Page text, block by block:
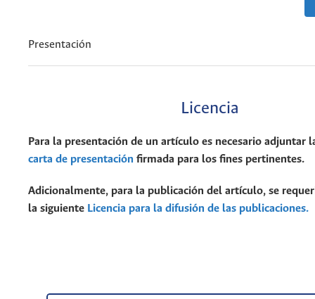
Presentación
Licencia
Para la presentación de un artículo es necesario adjuntar
carta de presentación firmada para los fines pertinentes.
Adicionalmente, para la publicación del artículo, se
la siguiente Licencia para la difusión de las publicaciones.